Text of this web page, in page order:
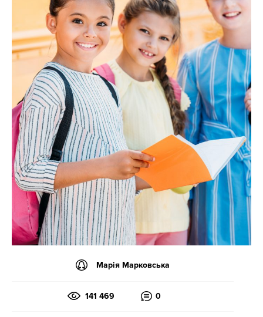
Марія Марковська
141 469 0